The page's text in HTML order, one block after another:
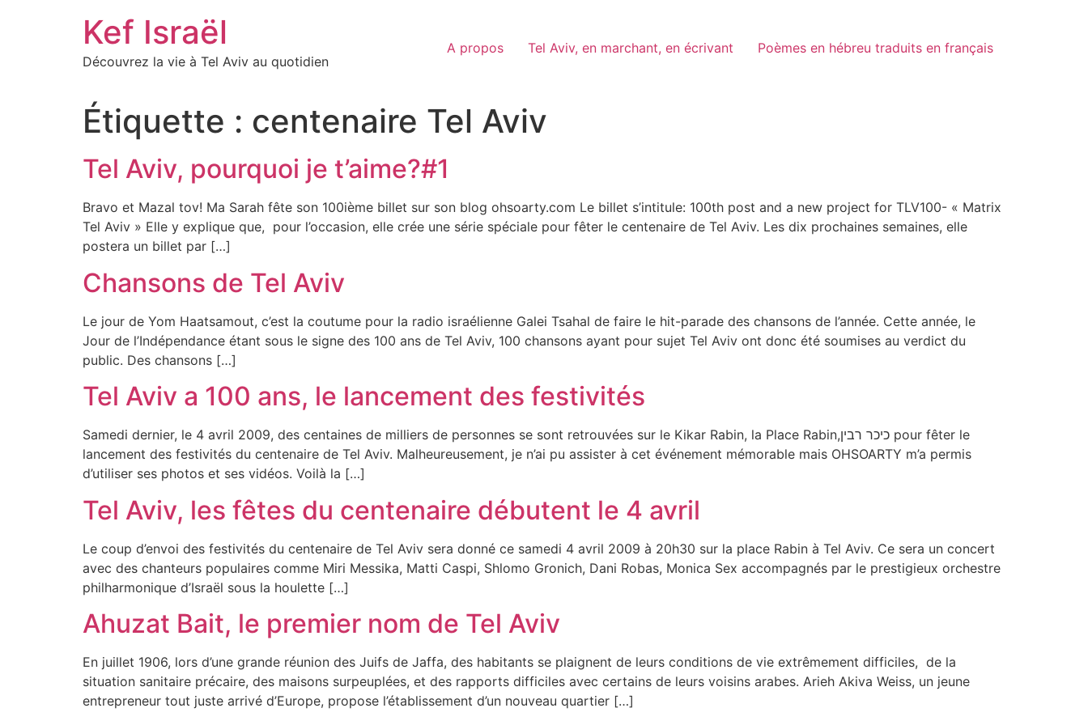
Kef Israël
Découvrez la vie à Tel Aviv au quotidien
A propos Tel Aviv, en marchant, en écrivant Poèmes en hébreu traduits en français
Étiquette : centenaire Tel Aviv
Tel Aviv, pourquoi je t’aime?#1
Bravo et Mazal tov! Ma Sarah fête son 100ième billet sur son blog ohsoarty.com Le billet s’intitule: 100th post and a new project for TLV100- « Matrix
Tel Aviv » Elle y explique que, pour l’occasion, elle crée une série spéciale pour fêter le centenaire de Tel Aviv. Les dix prochaines semaines, elle
postera un billet par […]
Chansons de Tel Aviv
Le jour de Yom Haatsamout, c’est la coutume pour la radio israélienne Galei Tsahal de faire le hit-parade des chansons de l’année. Cette année, le
Jour de l’Indépendance étant sous le signe des 100 ans de Tel Aviv, 100 chansons ayant pour sujet Tel Aviv ont donc été soumises au verdict du
public. Des chansons […]
Tel Aviv a 100 ans, le lancement des festivités
Samedi dernier, le 4 avril 2009, des centaines de milliers de personnes se sont retrouvées sur le Kikar Rabin, la Place Rabin,כיכר רבין pour fêter le
lancement des festivités du centenaire de Tel Aviv. Malheureusement, je n’ai pu assister à cet événement mémorable mais OHSOARTY m’a permis
d’utiliser ses photos et ses vidéos. Voilà la […]
Tel Aviv, les fêtes du centenaire débutent le 4 avril
Le coup d’envoi des festivités du centenaire de Tel Aviv sera donné ce samedi 4 avril 2009 à 20h30 sur la place Rabin à Tel Aviv. Ce sera un concert
avec des chanteurs populaires comme Miri Messika, Matti Caspi, Shlomo Gronich, Dani Robas, Monica Sex accompagnés par le prestigieux orchestre
philharmonique d’Israël sous la houlette […]
Ahuzat Bait, le premier nom de Tel Aviv
En juillet 1906, lors d’une grande réunion des Juifs de Jaffa, des habitants se plaignent de leurs conditions de vie extrêmement difficiles, de la
situation sanitaire précaire, des maisons surpeuplées, et des rapports difficiles avec certains de leurs voisins arabes. Arieh Akiva Weiss, un jeune
entrepreneur tout juste arrivé d’Europe, propose l’établissement d’un nouveau quartier […]